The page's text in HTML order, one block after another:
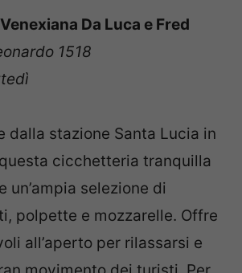
Da Luca e Fred
1518
dalla stazione Santa Lucia in
cicchetteria tranquilla
un’ampia selezione di
polpette e mozzarelle. Offre
all’aperto per rilassarsi e